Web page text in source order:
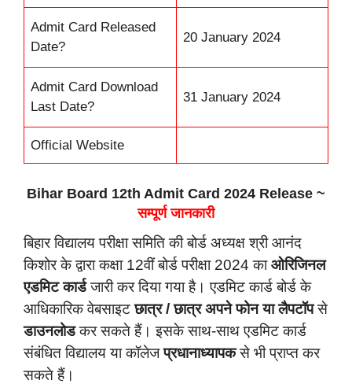
Admit Card Released
Date?
20 January 2024
Admit Card Download
Last Date?
31 January 2024
Official Website
Bihar Board 12th Admit Card 2024 Release ~
सम्पूर्ण जानकारी
बिहार विद्यालय परीक्षा समिति की बोर्ड अध्यक्ष श्री आनंद
किशोर के द्वारा कक्षा 12वीं बोर्ड परीक्षा 2024 काओरिजिनल
एडमिट कार्डजारी कर दिया गया है। एडमिट कार्ड बोर्ड के
आधिकारिक वेबसाइटछात्र / छात्र अपने फोन या लैपटॉपसे
डाउनलोडकर सकते हैं। इसके साथ-साथ एडमिट कार्ड
संबंधित विद्यालय या कॉलेजप्रधानाध्यापकसे भी प्राप्त कर
सकते हैं।